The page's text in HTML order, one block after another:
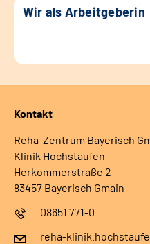
Wir als Arbeitgeberin
Kontakt
Reha-Zentrum Bayerisch
Klinik Hochstaufen
Herkommerstraße 2
83457 Bayerisch Gmain
08651 771-0
reha-